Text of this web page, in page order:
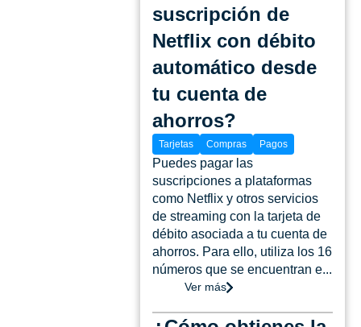
suscripción de
Netflix con débito
automático desde
tu cuenta de
ahorros?
Tarjetas Compras Pagos
Puedes pagar las
suscripciones a plataformas
como Netflix y otros servicios
de streaming con la tarjeta de
débito asociada a tu cuenta de
ahorros. Para ello, utiliza los 16
números que se encuentran e...
Ver más